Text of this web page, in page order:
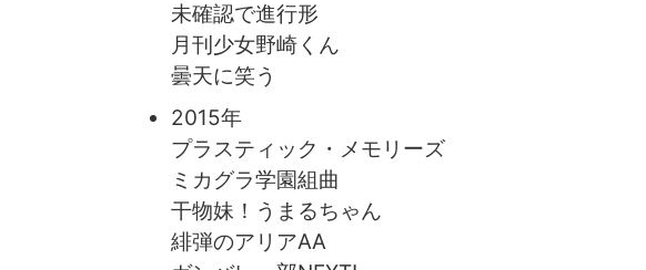
未確認で進行形
月刊少女野崎くん
曇天に笑う
2015年
プラスティック・メモリーズ
ミカグラ学園組曲
干物妹！うまるちゃん
緋弾のアリアAA